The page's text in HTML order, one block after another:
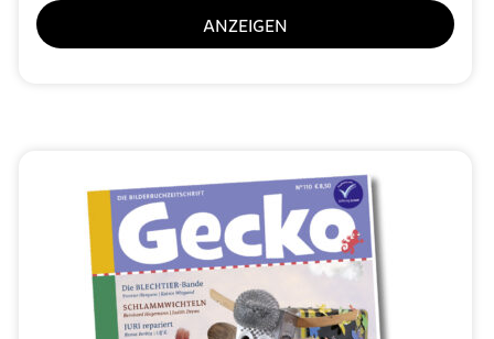
ANZEIGEN